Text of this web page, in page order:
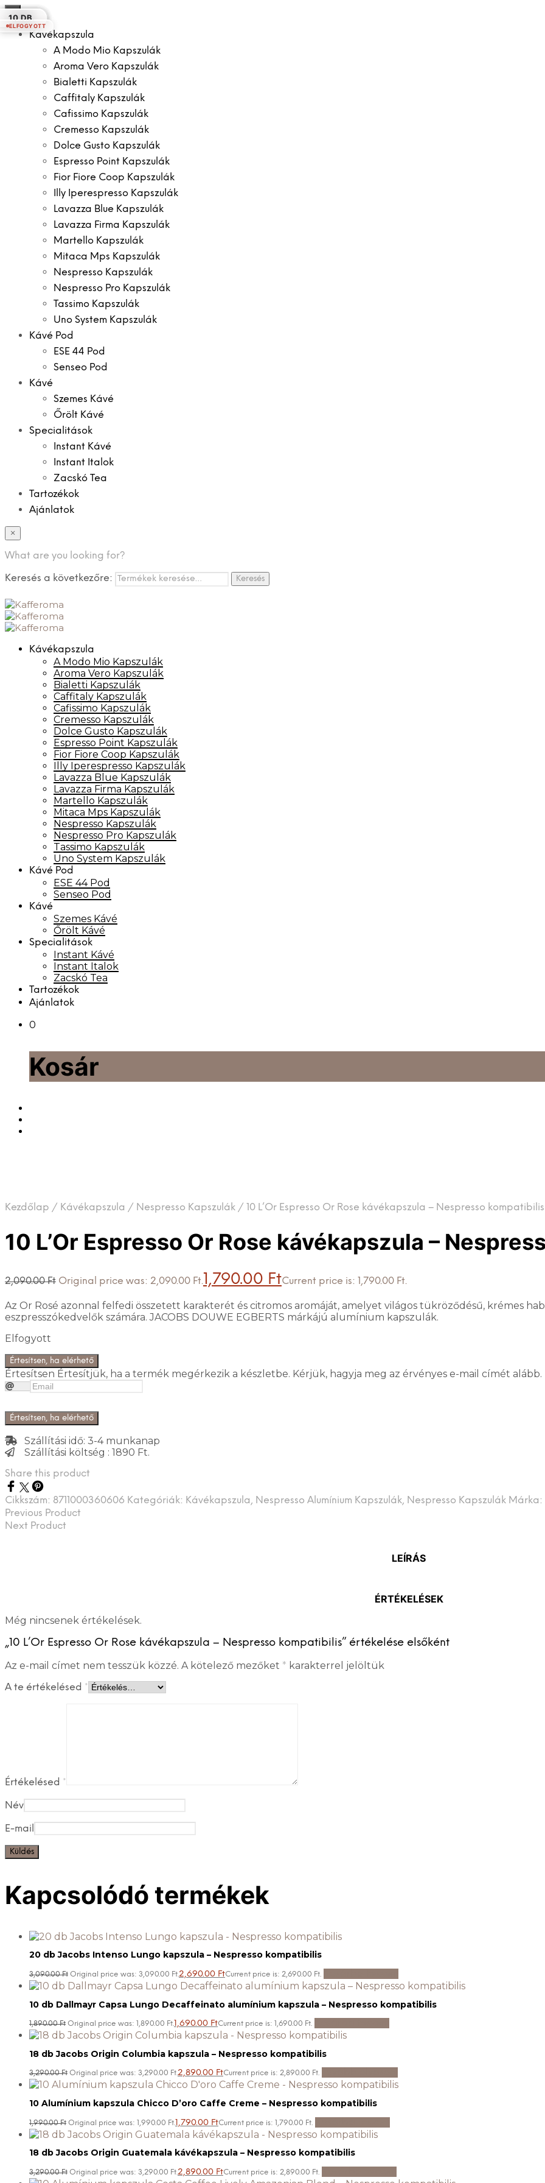
×
Kávékapszula
A Modo Mio Kapszulák
Aroma Vero Kapszulák
Bialetti Kapszulák
Caffitaly Kapszulák
Cafissimo Kapszulák
Cremesso Kapszulák
Dolce Gusto Kapszulák
Espresso Point Kapszulák
Fior Fiore Coop Kapszulák
Illy Iperespresso Kapszulák
Lavazza Blue Kapszulák
Lavazza Firma Kapszulák
Martello Kapszulák
Mitaca Mps Kapszulák
Nespresso Kapszulák
Nespresso Pro Kapszulák
Tassimo Kapszulák
Uno System Kapszulák
Kávé Pod
ESE 44 Pod
Senseo Pod
Kávé
Szemes Kávé
Őrölt Kávé
Specialitások
Instant Kávé
Instant Italok
Zacskó Tea
Tartozékok
Ajánlatok
×
What are you looking for?
Keresés a következőre: Keresés
Kávékapszula
A Modo Mio Kapszulák
Aroma Vero Kapszulák
Bialetti Kapszulák
Caffitaly Kapszulák
Cafissimo Kapszulák
Cremesso Kapszulák
Dolce Gusto Kapszulák
Espresso Point Kapszulák
Fior Fiore Coop Kapszulák
Illy Iperespresso Kapszulák
Lavazza Blue Kapszulák
Lavazza Firma Kapszulák
Martello Kapszulák
Mitaca Mps Kapszulák
Nespresso Kapszulák
Nespresso Pro Kapszulák
Tassimo Kapszulák
Uno System Kapszulák
Kávé Pod
ESE 44 Pod
Senseo Pod
Kávé
Szemes Kávé
Őrölt Kávé
Specialitások
Instant Kávé
Instant Italok
Zacskó Tea
Tartozékok
Ajánlatok
0
Kosár
10 DB.
Kezdőlap / Kávékapszula / Nespresso Kapszulák / 10 L’Or Espresso Or Rose kávékapszula – Nespresso kompatibilis
10 L’Or Espresso Or Rose kávékapszula –
2,090.00Ft Original price was: 2,090.00 Ft.1,790.00 FtCurrent price is: 1,790.00 Ft.
Az Or Rosé azonnal felfedi összetett karakterét és citromos aromáját, amelyet világos tükröződésű, krémes
eszpresszókedvelők számára. JACOBS DOUWE EGBERTS márkájú alumínium kapszulák.
Elfogyott
Értesítsen, ha elérhető
Értesítsen Értesítjük, ha a termék megérkezik a készletbe. Kérjük, hagyja meg az érvényes e-mail címét alább.
Értesítsen, ha elérhető
Szállítási idő: 3-4 munkanap
Szállítási költség : 1890 Ft.
Share this product
Cikkszám: 8711000360606 Kategóriák: Kávékapszula, Nespresso Alumínium Kapszulák, Nespresso Kapszulák Márka:
Previous Product
Next Product
LEÍRÁS
ÉRTÉKELÉSEK
Még nincsenek értékelések.
„10 L’Or Espresso Or Rose kávékapszula – Nespresso kompatibilis” értékelése elsőként
Az e-mail címet nem tesszük közzé. A kötelező mezőket * karakterrel jelöltük
A te értékelésed *
Értékelésed *
Név
E-mail
Kapcsolódó termékek
20 DB.
20 db Jacobs Intenso Lungo kapszula – Nespresso kompatibilis
3,090.00Ft Original price was: 3,090.00 Ft.2,690.00 FtCurrent price is: 2,690.00 Ft.
10 DB.
10 db Dallmayr Capsa Lungo Decaffeinato alumínium kapszula – Nespresso kompatibilis
1,890.00Ft Original price was: 1,890.00 Ft.1,690.00 FtCurrent price is: 1,690.00 Ft.
18 DB.
ELFOGYOTT
18 db Jacobs Origin Columbia kapszula – Nespresso kompatibilis
3,290.00Ft Original price was: 3,290.00 Ft.2,890.00 FtCurrent price is: 2,890.00 Ft.
10 DB.
10 Alumínium kapszula Chicco D’oro Caffe Creme – Nespresso kompatibilis
1,990.00Ft Original price was: 1,990.00 Ft.1,790.00 FtCurrent price is: 1,790.00 Ft.
18 DB.
18 db Jacobs Origin Guatemala kávékapszula – Nespresso kompatibilis
3,290.00Ft Original price was: 3,290.00 Ft.2,890.00 FtCurrent price is: 2,890.00 Ft.
10 DB.
ELFOGYOTT